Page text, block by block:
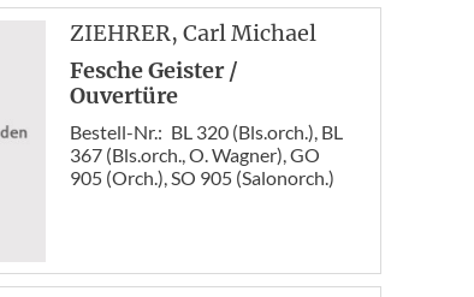
ZIEHRER, Carl Michael
Fesche Geister /
Ouvertüre
Bestell-Nr.: BL 320 (Bls.orch.), BL
367 (Bls.orch., O. Wagner), GO
905 (Orch.), SO 905 (Salonorch.)